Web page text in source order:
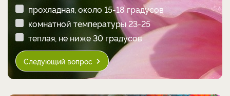
прохладная, около 15-18 градусов
комнатной температуры 23-25
теплая, не ниже 30 градусов
Следующий вопрос